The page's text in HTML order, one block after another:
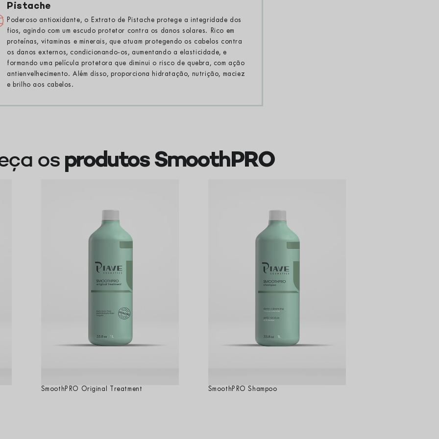
Pistache
Poderoso antioxidante, o Extrato de Pistache protege a integridade dos
fios, agindo com um escudo protetor contra os danos solares. Rico em
proteínas, vitaminas e minerais, que atuam protegendo os cabelos contra
os danos externos, condicionando-os, aumentando a elasticidade, e
formando uma película protetora que diminui o risco de quebra, com ação
antienvelhecimento. Além disso, proporciona hidratação, nutrição, maciez
e brilho aos cabelos.
os produtos SmoothPRO
SmoothPRO Original Treatment SmoothPRO Shampoo